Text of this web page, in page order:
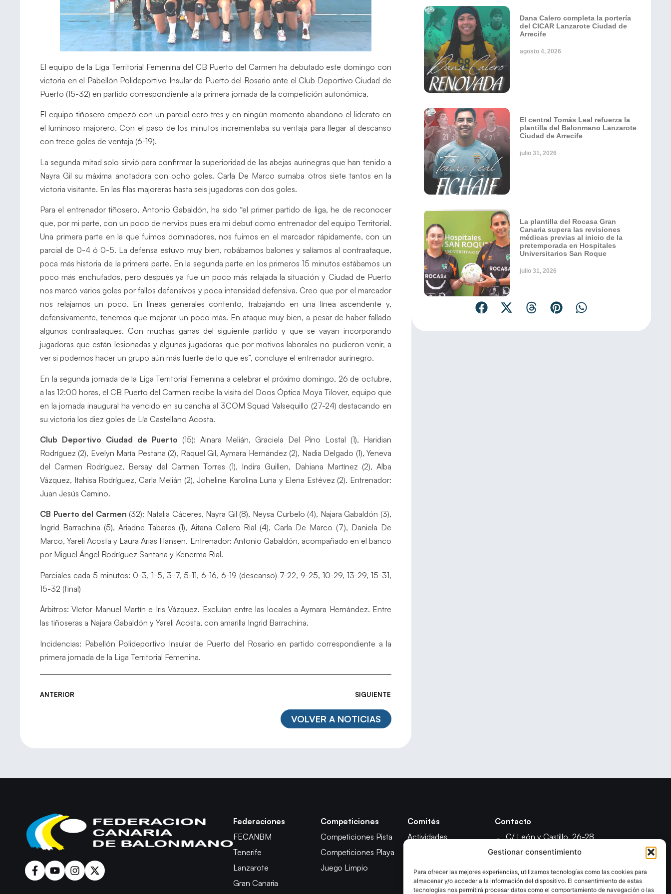
Gestionar consentimiento
Para ofrecer las mejores experiencias, utilizamos tecnologías como las cookies para
almacenar y/o acceder a la información del dispositivo. El consentimiento de estas
tecnologías nos permitirá procesar datos como el comportamiento de navegación o las
El equipo de la Liga Territorial Femenina del CB Puerto del Carmen ha debutado este domingo con
victoria en el Pabellón Polideportivo Insular de Puerto del Rosario ante el Club Deportivo Ciudad de
Puerto (15-32) en partido correspondiente a la primera jornada de la competición autonómica.
El equipo tiñosero empezó con un parcial cero tres y en ningún momento abandono el liderato en
el luminoso majorero. Con el paso de los minutos incrementaba su ventaja para llegar al descanso
con trece goles de ventaja (6-19).
La segunda mitad solo sirvió para confirmar la superioridad de las abejas aurinegras que han tenido a
Nayra Gil su máxima anotadora con ocho goles. Carla De Marco sumaba otros siete tantos en la
victoria visitante. En las filas majoreras hasta seis jugadoras con dos goles.
Para el entrenador tiñosero, Antonio Gabaldón, ha sido “el primer partido de liga, he de reconocer
que, por mi parte, con un poco de nervios pues era mi debut como entrenador del equipo Territorial.
Una primera parte en la que fuimos dominadores, nos fuimos en el marcador rápidamente, con un
parcial de 0-4 ó 0-5. La defensa estuvo muy bien, robábamos balones y salíamos al contraataque,
poca más historia de la primera parte. En la segunda parte en los primeros 15 minutos estábamos un
poco más enchufados, pero después ya fue un poco más relajada la situación y Ciudad de Puerto
nos marcó varios goles por fallos defensivos y poca intensidad defensiva. Creo que por el marcador
nos relajamos un poco. En líneas generales contento, trabajando en una línea ascendente y,
defensivamente, tenemos que mejorar un poco más. En ataque muy bien, a pesar de haber fallado
algunos contraataques. Con muchas ganas del siguiente partido y que se vayan incorporando
jugadoras que están lesionadas y algunas jugadoras que por motivos laborales no pudieron venir, a
ver si podemos hacer un grupo aún más fuerte de lo que es”, concluye el entrenador aurinegro.
En la segunda jornada de la Liga Territorial Femenina a celebrar el próximo domingo, 26 de octubre,
a las 12:00 horas, el CB Puerto del Carmen recibe la visita del Doos Óptica Moya Tilover, equipo que
en la jornada inaugural ha vencido en su cancha al 3COM Squad Valsequillo (27-24) destacando en
su victoria los diez goles de Lía Castellano Acosta.
Club Deportivo Ciudad de Puerto (15): Ainara Melián, Graciela Del Pino Lostal (1), Haridian
Rodríguez (2), Evelyn María Pestana (2), Raquel Gil, Aymara Hernández (2), Nadia Delgado (1), Yeneva
del Carmen Rodríguez, Bersay del Carmen Torres (1), Indira Guillen, Dahiana Martínez (2), Alba
Vázquez, Itahisa Rodríguez, Carla Melián (2), Joheline Karolina Luna y Elena Estévez (2). Entrenador:
Juan Jesús Camino.
CB Puerto del Carmen (32): Natalia Cáceres, Nayra Gil (8), Neysa Curbelo (4), Najara Gabaldón (3),
Ingrid Barrachina (5), Ariadne Tabares (1), Aitana Callero Rial (4), Carla De Marco (7), Daniela De
Marco, Yareli Acosta y Laura Arias Hansen. Entrenador: Antonio Gabaldón, acompañado en el banco
por Miguel Ángel Rodríguez Santana y Kenerma Rial.
Parciales cada 5 minutos: 0-3, 1-5, 3-7, 5-11, 6-16, 6-19 (descanso) 7-22, 9-25, 10-29, 13-29, 15-31,
15-32 (final)
Árbitros: Víctor Manuel Martín e Iris Vázquez. Excluían entre las locales a Aymara Hernández. Entre
las tiñoseras a Najara Gabaldón y Yareli Acosta, con amarilla Ingrid Barrachina.
Incidencias: Pabellón Polideportivo Insular de Puerto del Rosario en partido correspondiente a la
primera jornada de la Liga Territorial Femenina.
ANTERIOR SIGUIENTE
VOLVER A NOTICIAS
Dana Calero completa la portería
del CICAR Lanzarote Ciudad de
Arrecife
agosto 4, 2026
El central Tomás Leal refuerza la
plantilla del Balonmano Lanzarote
Ciudad de Arrecife
julio 31, 2026
La plantilla del Rocasa Gran
Canaria supera las revisiones
médicas previas al inicio de la
pretemporada en Hospitales
Universitarios San Roque
julio 31, 2026
Federaciones
FECANBM
Tenerife
Lanzarote
Gran Canaria
Competiciones
Competiciones Pista
Competiciones Playa
Juego Limpio
Comités
Actividades
Árbitros
Competición
Contacto
C/ León y Castillo, 26-28
35003 - Las Palmas de Gran Canaria
formacionfecanbm@gmail.com